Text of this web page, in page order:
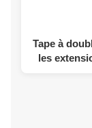
Tape à
les